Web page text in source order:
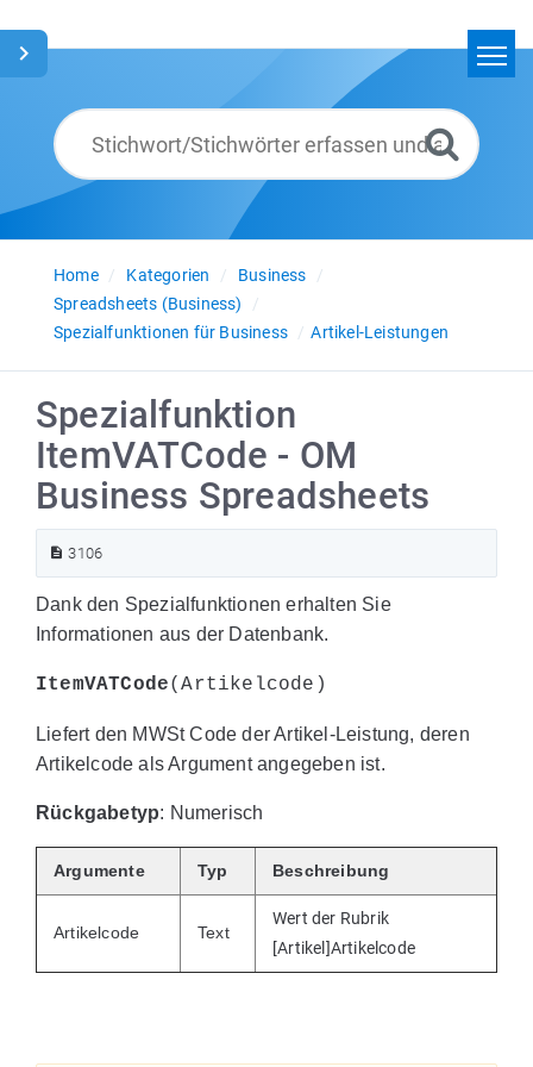
Glossar
Deutsch
Home
Kategorien
Business
Spreadsheets (Business)
Spezialfunktionen für Business
Artikel-Leistungen
Spezialfunktion
ItemVATCode - OM
Business Spreadsheets
3106
Dank den Spezialfunktionen erhalten Sie
Informationen aus der Datenbank.
ItemVATCode(Artikelcode)
Liefert den MWSt Code der Artikel-Leistung, deren
Artikelcode als Argument angegeben ist.
Rückgabetyp: Numerisch
Argumente Typ Beschreibung
Artikelcode Text
Wert der Rubrik
[Artikel]Artikelcode